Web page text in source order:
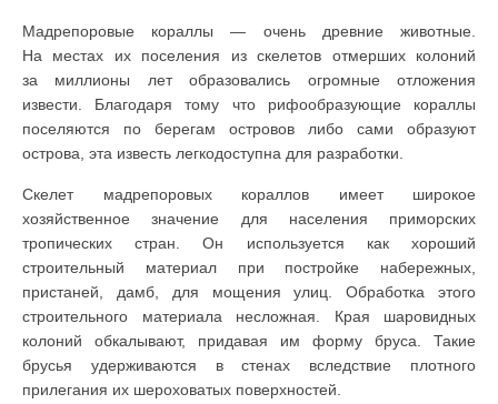
Мадрепоровые кораллы — очень древние животные.
На местах их поселения из скелетов отмерших колоний
за миллионы лет образовались огромные отложения
извести. Благодаря тому что рифообразующие кораллы
поселяются по берегам островов либо сами образуют
острова, эта известь легкодоступна для разработки.
Скелет мадрепоровых кораллов имеет широкое
хозяйственное значение для населения приморских
тропических стран. Он используется как хороший
строительный материал при постройке набережных,
пристаней, дамб, для мощения улиц. Обработка этого
строительного материала несложная. Края шаровидных
колоний обкалывают, придавая им форму бруса. Такие
брусья удерживаются в стенах вследствие плотного
прилегания их шероховатых поверхностей.